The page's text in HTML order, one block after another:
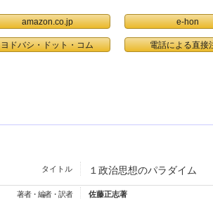
amazon.co.jp e-hon
ヨドバシ・ドット・コム 電話による直接
１政治思想のパラダイム
タイトル
著者・編者・訳者 佐藤正志著